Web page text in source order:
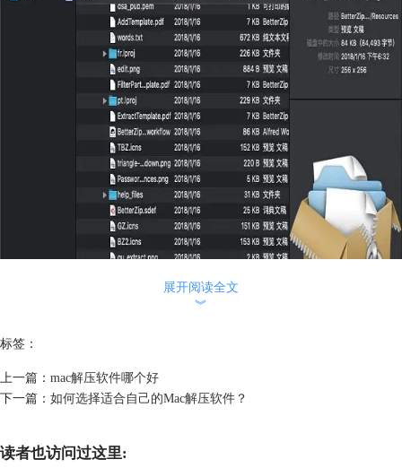
作为一款解压缩软件，BetterZip能够打开和提取30种文件档案格式，基本
展开阅读全文
︾
标签：
上一篇： mac解压软件哪个好
下一篇： 如何选择适合自己的Mac解压软件？
读者也访问过这里: